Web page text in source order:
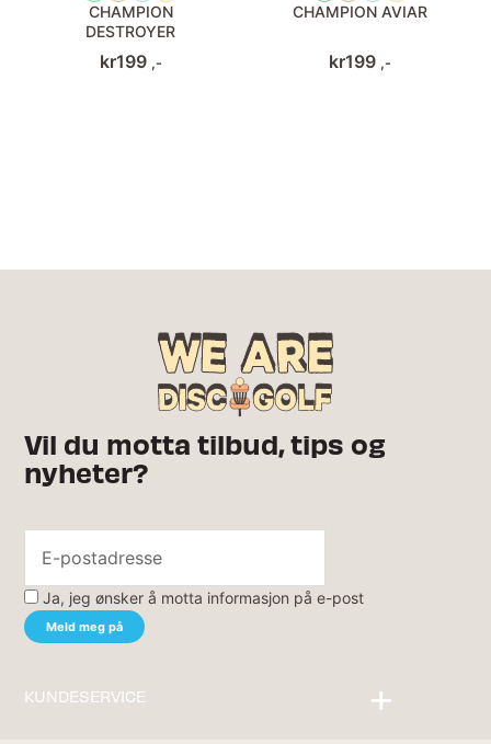
CHAMPION
DESTROYER
kr199 ,-
CHAMPION AVIAR
kr199 ,-
Vil du motta tilbud, tips og
nyheter?
Ja, jeg ønsker å motta informasjon på e-post
KUNDESERVICE